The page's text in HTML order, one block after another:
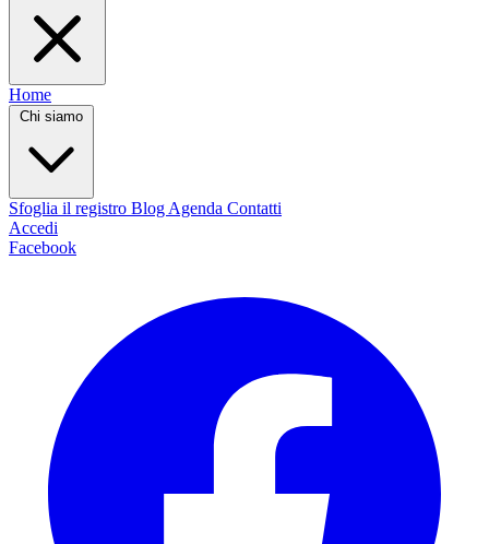
Home
Chi siamo
Sfoglia il registro Blog Agenda Contatti
Accedi
Facebook